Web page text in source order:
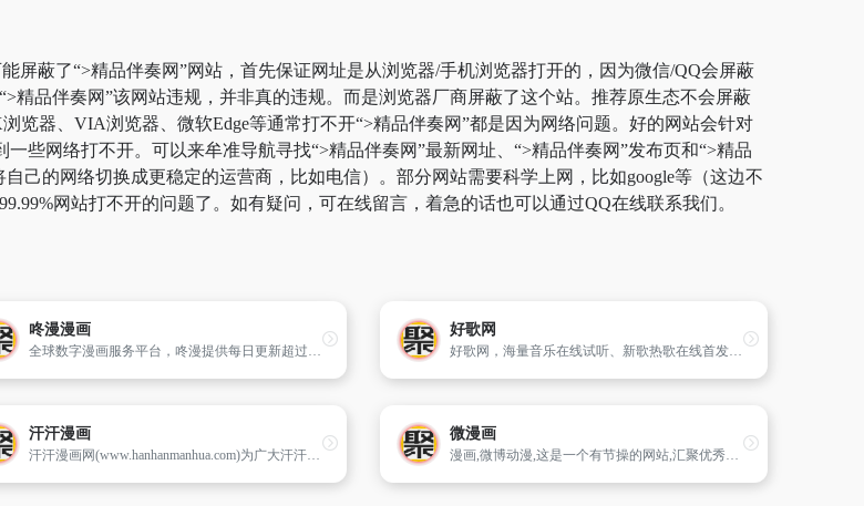
屏蔽了“>精品伴奏网”网站，首先保证网址是从浏览器/手机浏览器打开的，因为微信/QQ会屏蔽
精品伴奏网”该网站违规，并非真的违规。而是浏览器厂商屏蔽了这个站。推荐原生态不会屏蔽
览器、VIA浏览器、微软Edge等通常打不开“>精品伴奏网”都是因为网络问题。好的网站会针对
些网络打不开。可以来牟准导航寻找“>精品伴奏网”最新网址、“>精品伴奏网”发布页和“>精品
己的网络切换成更稳定的运营商，比如电信）。部分网站需要科学上网，比如google等（这边不
网站打不开的问题了。如有疑问，可在线留言，着急的话也可以通过QQ在线联系我们。
咚漫漫画
全球数字漫画服务平台，咚漫提供每日更新超过200个高清正版免费漫画，立志于为用户提供独家优质原创漫画，成为更适合二次元用户的漫画内容平台。
好歌网
好歌网，海量音乐在线试听、新歌热歌在线首发、歌词翻译、手机铃声下载、高品质、无损音乐试听、海量无损曲库、正版音乐下载、空间背景音乐、MV观看下载等，是流行音乐播放和下载的优选。
汗汗漫画
汗汗漫画网(www.hanhanmanhua.com)为广大汗汗漫画爱好者提供hh漫画,汗汗漫画,cc漫画。
微漫画
漫画,微博动漫,这是一个有节操的网站,汇聚优秀中国原创漫画作者,分享热门原创漫画作品,提供优质漫画阅读体验,为千万动漫爱好者提供与作者的即时互动交流平台,为中国的漫画产业打造梦想沃土